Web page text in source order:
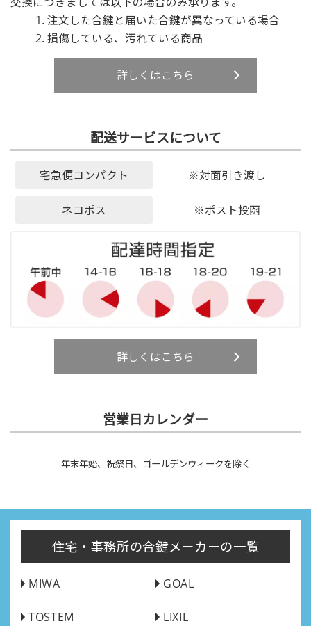
注文した合鍵と届いた合鍵が異なっている場合
損傷している、汚れている商品
詳しくはこちら
配送サービスについて
宅急便コンパクト ※対面引き渡し
ネコポス ※ポスト投函
詳しくはこちら
営業日カレンダー
年末年始、祝祭日、ゴールデンウィークを除く
住宅・事務所の合鍵メーカーの一覧
MIWA GOAL
TOSTEM LIXIL